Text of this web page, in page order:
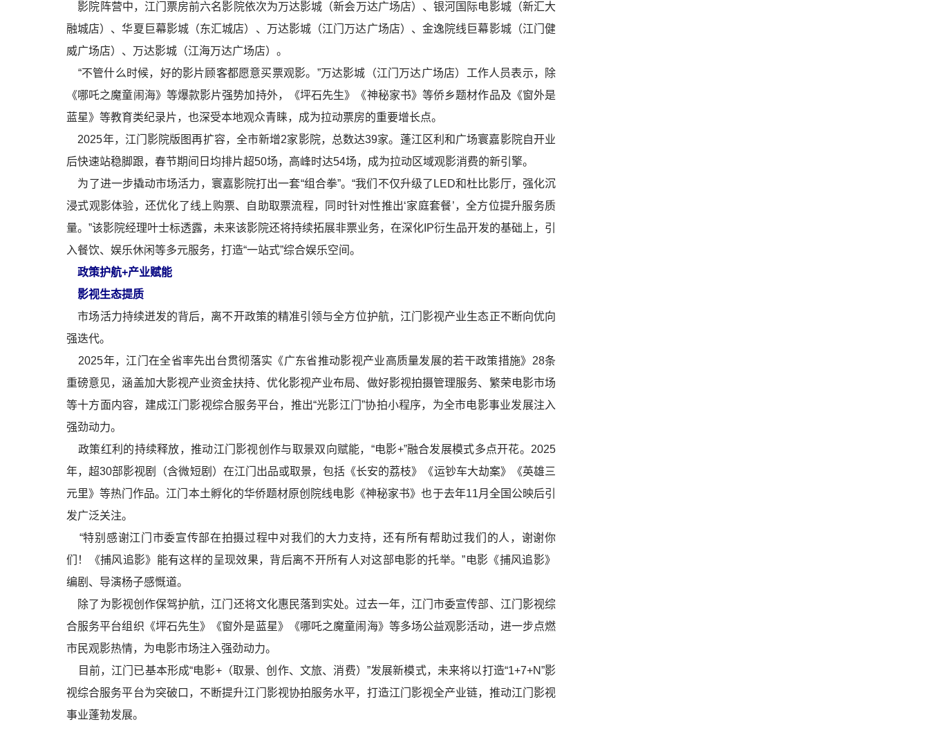
影院阵营中，江门票房前六名影院依次为万达影城（新会万达广场店）、银河国际电影城（新汇大
融城店）、华夏巨幕影城（东汇城店）、万达影城（江门万达广场店）、金逸院线巨幕影城（江门健
威广场店）、万达影城（江海万达广场店）。
“不管什么时候，好的影片顾客都愿意买票观影。”万达影城（江门万达广场店）工作人员表示，除
《哪吒之魔童闹海》等爆款影片强势加持外，《坪石先生》《神秘家书》等侨乡题材作品及《窗外是
蓝星》等教育类纪录片，也深受本地观众青睐，成为拉动票房的重要增长点。
2025年，江门影院版图再扩容，全市新增2家影院，总数达39家。蓬江区利和广场寰嘉影院自开业
后快速站稳脚跟，春节期间日均排片超50场，高峰时达54场，成为拉动区域观影消费的新引擎。
为了进一步撬动市场活力，寰嘉影院打出一套“组合拳”。“我们不仅升级了LED和杜比影厅，强化沉
浸式观影体验，还优化了线上购票、自助取票流程，同时针对性推出‘家庭套餐’，全方位提升服务质
量。”该影院经理叶士标透露，未来该影院还将持续拓展非票业务，在深化IP衍生品开发的基础上，引
入餐饮、娱乐休闲等多元服务，打造“一站式”综合娱乐空间。
政策护航+产业赋能
影视生态提质
市场活力持续迸发的背后，离不开政策的精准引领与全方位护航，江门影视产业生态正不断向优向
强迭代。
2025年，江门在全省率先出台贯彻落实《广东省推动影视产业高质量发展的若干政策措施》28条
重磅意见，涵盖加大影视产业资金扶持、优化影视产业布局、做好影视拍摄管理服务、繁荣电影市场
等十方面内容，建成江门影视综合服务平台，推出“光影江门”协拍小程序，为全市电影事业发展注入
强劲动力。
政策红利的持续释放，推动江门影视创作与取景双向赋能，“电影+”融合发展模式多点开花。2025
年，超30部影视剧（含微短剧）在江门出品或取景，包括《长安的荔枝》《运钞车大劫案》《英雄三
元里》等热门作品。江门本土孵化的华侨题材原创院线电影《神秘家书》也于去年11月全国公映后引
发广泛关注。
“特别感谢江门市委宣传部在拍摄过程中对我们的大力支持，还有所有帮助过我们的人，谢谢你
们！《捕风追影》能有这样的呈现效果，背后离不开所有人对这部电影的托举。”电影《捕风追影》
编剧、导演杨子感慨道。
除了为影视创作保驾护航，江门还将文化惠民落到实处。过去一年，江门市委宣传部、江门影视综
合服务平台组织《坪石先生》《窗外是蓝星》《哪吒之魔童闹海》等多场公益观影活动，进一步点燃
市民观影热情，为电影市场注入强劲动力。
目前，江门已基本形成“电影+（取景、创作、文旅、消费）”发展新模式，未来将以打造“1+7+N”影
视综合服务平台为突破口，不断提升江门影视协拍服务水平，打造江门影视全产业链，推动江门影视
事业蓬勃发展。